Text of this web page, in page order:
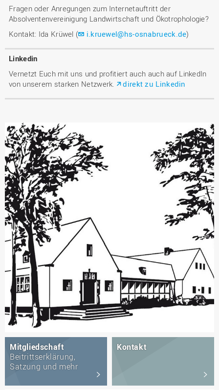
Fragen oder Anregungen zum Internetauftritt der
Absolventenvereinigung Landwirtschaft und Ökotrophologie?
Kontakt: Ida Krüwel (
i.kruewel@hs-osnabrueck.de)
Linkedin
Vernetzt Euch mit uns und profitiert auch auch auf LinkedIn
von unserem starken Netzwerk.
direkt zu Linkedin
Mitgliedschaft
Beitrittserklärung,
Satzung und mehr
Kontakt